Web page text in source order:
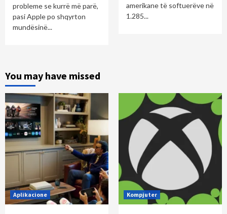
probleme se kurrë më parë,
pasi Apple po shqyrton
mundësinë...
amerikane të softuerëve në
1.285...
You may have missed
Aplikacione Kompjuter